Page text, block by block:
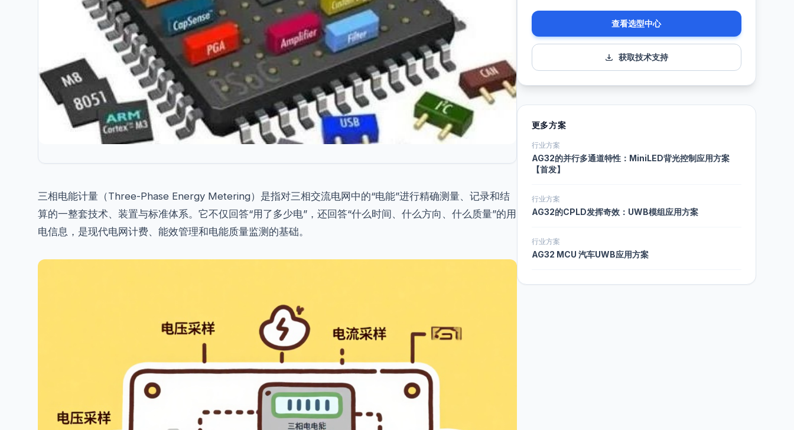
三相电能计量（Three-Phase Energy Metering）是指对三相交流电网中的“电能”进行精确测量、记录和结
算的一整套技术、装置与标准体系。它不仅回答“用了多少电”，还回答“什么时间、什么方向、什么质量”的用
电信息，是现代电网计费、能效管理和电能质量监测的基础。
查看选型中心
获取技术支持
更多方案
行业方案
AG32的并行多通道特性：MiniLED背光控制应用方案
【首发】
行业方案
AG32的CPLD发挥奇效：UWB模组应用方案
行业方案
AG32 MCU 汽车UWB应用方案